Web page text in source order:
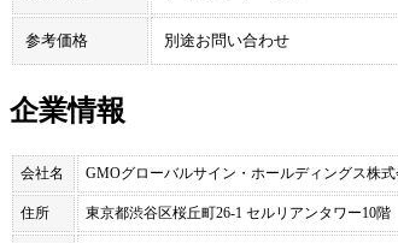
参考価格 別途お問い合わせ
企業情報
会社名 GMOグローバルサイン・ホールディングス株式
住所 東京都渋谷区桜丘町26-1 セルリアンタワー10階